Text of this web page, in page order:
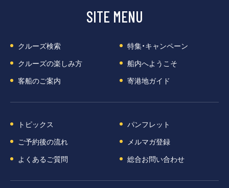
SITE MENU
クルーズ検索
特集・キャンペーン
クルーズの楽しみ方
船内へようこそ
客船のご案内
寄港地ガイド
トピックス
パンフレット
ご予約後の流れ
メルマガ登録
よくあるご質問
総合お問い合わせ